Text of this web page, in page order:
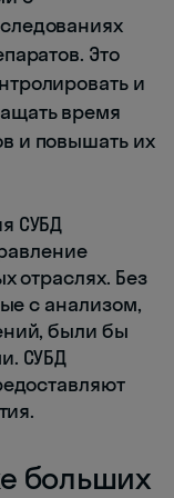
Это
и
время
и повышать их
СУБД
отраслях. Без
с анализом,
были бы
СУБД
больших